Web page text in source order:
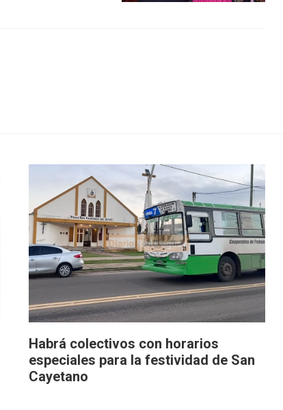
Habrá colectivos con horarios
especiales para la festividad de San
Cayetano